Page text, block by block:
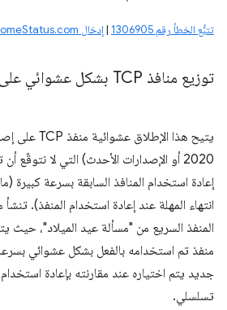
تتبُّع الخطأ رقم 1306905 |إدخال ChromeStatus.com
توزيع منافذ TCP بشكل عشوائي على أجهزة Windows
2020 أو الإصدارات الأحدث) التي لا
إعادة استخدام المنافذ السابقة بسرعة
انتهاء المهلة عند إعادة استخدام المنفذ).
المنفذ السريع من "مسألة عيد الميلاد"، حيث
جديد يتم اختياره عند مقارنته بإعادة
تسلسلي.